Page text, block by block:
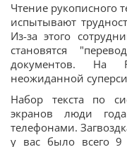
Чтение рукописного
испытывают
Из-за этого
становятся
документов. На
неожиданной
Набор текста по
экранов люди
телефонами.
у вас было всего 9